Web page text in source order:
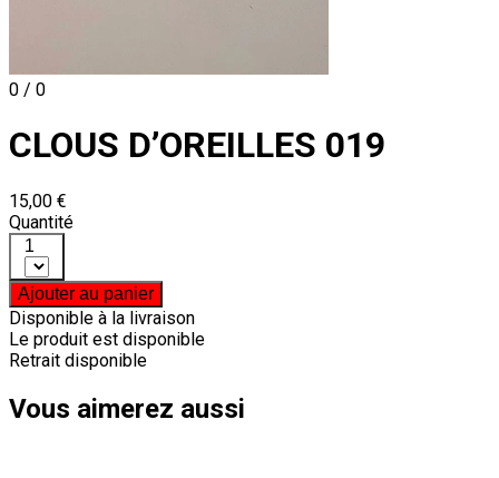
0 / 0
CLOUS D’OREILLES 019
15,00 €
Quantité
1
Ajouter au panier
Disponible à la livraison
Le produit est disponible
Retrait disponible
Vous aimerez aussi